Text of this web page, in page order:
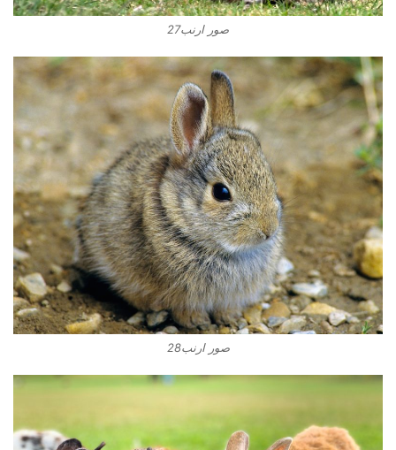
صور ارنب27
صور ارنب28